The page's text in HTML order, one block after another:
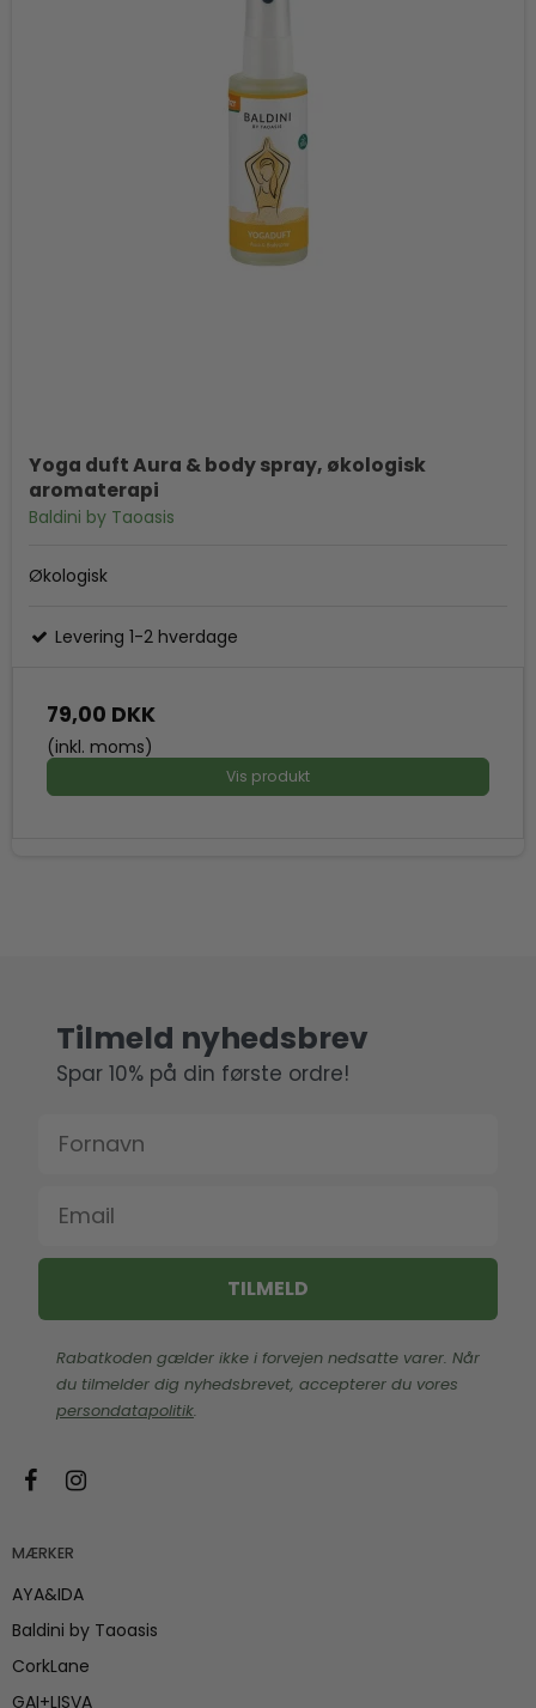
Yoga duft Aura & body spray, økologisk
aromaterapi
Baldini by Taoasis
Økologisk
Levering 1-2 hverdage
79,00 DKK
(inkl. moms)
Vis produkt
Tilmeld nyhedsbrev
Spar 10% på din første ordre!
Fornavn
Email
TILMELD
Rabatkoden gælder ikke i forvejen nedsatte varer. Når
du tilmelder dig nyhedsbrevet, accepterer du vores
persondatapolitik.
MÆRKER
AYA&IDA
Baldini by Taoasis
CorkLane
GAI+LISVA